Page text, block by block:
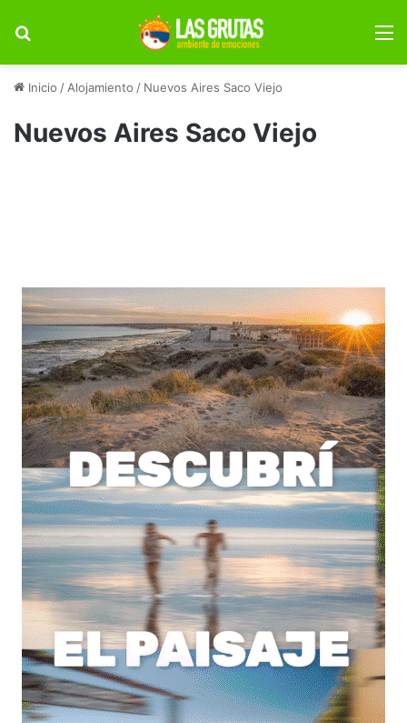
Inicio / Alojamiento / Nuevos Aires Saco Viejo
Nuevos Aires Saco Viejo